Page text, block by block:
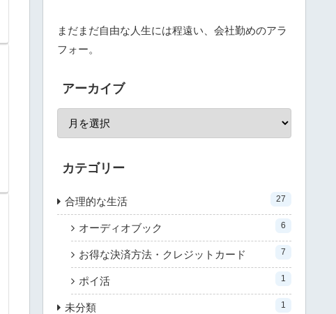
まだまだ自由な人生には程遠い、会社勤めのアラ
フォー。
アーカイブ
カテゴリー
合理的な生活 27
オーディオブック 6
お得な決済方法・クレジットカード 7
ポイ活 1
未分類 1